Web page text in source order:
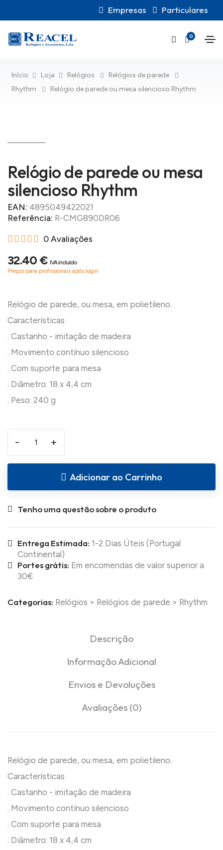
Empresas Particulares
0
Início Loja Relógios
Relógios de parede
Rhythm
Relógio de parede ou mesa silencioso Rhythm
Relógio de parede ou mesa
silencioso Rhythm
EAN: 4895049422021
Referência: R-CMG890DR06
0 Avaliações
32.40 € IVA incluído
Preços para profissionais após login
Relógio de parede, ou mesa, em polietileno.
Características
. Castanho - imitação de madeira
. Movimento contínuo silencioso
. Com suporte para mesa
. Diâmetro: 18 x 4,4 cm
- +
Adicionar ao Carrinho
Tenho uma questão sobre o produto
Entrega Estimada: 1-2 Dias Úteis (Portugal
Continental)
Portes grátis: Em encomendas de valor superior a
30€
Categorias: Relógios > Relógios de parede > Rhythm
Descrição
Informação Adicional
Envios e Devoluções
Avaliações (0)
Relógio de parede, ou mesa, em polietileno.
Características
. Castanho - imitação de madeira
. Movimento contínuo silencioso
. Com suporte para mesa
. Diâmetro: 18 x 4,4 cm